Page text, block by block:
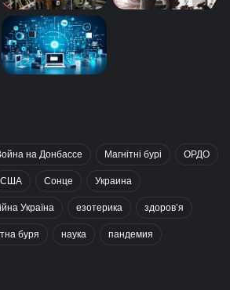
на Донбассе Магнітні бурі ОРДО
США Сонце Украина
Україна езотерика здоров’я
буря наука пандемия